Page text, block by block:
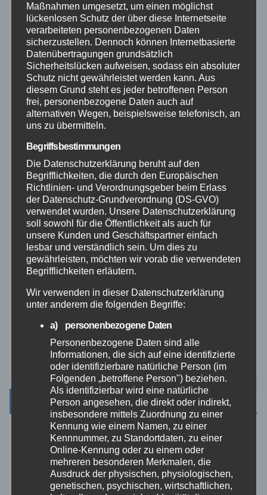
Hilfsorganisationen
Mayen-Koblenz
Neuwied
Polizei
Rettungsdienst
Rhein-Lahn
THW
Veranstaltungen
Archiv
August 2026
Juli 2026
Maßnahmen umgesetzt, um einen möglichst
lückenlosen Schutz der über diese Internetseite
verarbeiteten personenbezogenen Daten
sicherzustellen. Dennoch können Internetbasierte
Datenübertragungen grundsätzlich
Sicherheitslücken aufweisen, sodass ein absoluter
Schutz nicht gewährleistet werden kann. Aus
diesem Grund steht es jeder betroffenen Person
frei, personenbezogene Daten auch auf
alternativen Wegen, beispielsweise telefonisch, an
uns zu übermitteln.
Begriffsbestimmungen
Die Datenschutzerklärung beruht auf den
Begrifflichkeiten, die durch den Europäischen
Richtlinien- und Verordnungsgeber beim Erlass
der Datenschutz-Grundverordnung (DS-GVO)
verwendet wurden. Unsere Datenschutzerklärung
soll sowohl für die Öffentlichkeit als auch für
unsere Kunden und Geschäftspartner einfach
lesbar und verständlich sein. Um dies zu
gewährleisten, möchten wir vorab die verwendeten
Begrifflichkeiten erläutern.
Wir verwenden in dieser Datenschutzerklärung
unter anderem die folgenden Begriffe:
a) personenbezogene Daten
Personenbezogene Daten sind alle
Informationen, die sich auf eine identifizierte
oder identifizierbare natürliche Person (im
Folgenden „betroffene Person") beziehen.
Als identifizierbar wird eine natürliche
Person angesehen, die direkt oder indirekt,
insbesondere mittels Zuordnung zu einer
Kennung wie einem Namen, zu einer
Kennnummer, zu Standortdaten, zu einer
Online-Kennung oder zu einem oder
mehreren besonderen Merkmalen, die
Ausdruck der physischen, physiologischen,
genetischen, psychischen, wirtschaftlichen,